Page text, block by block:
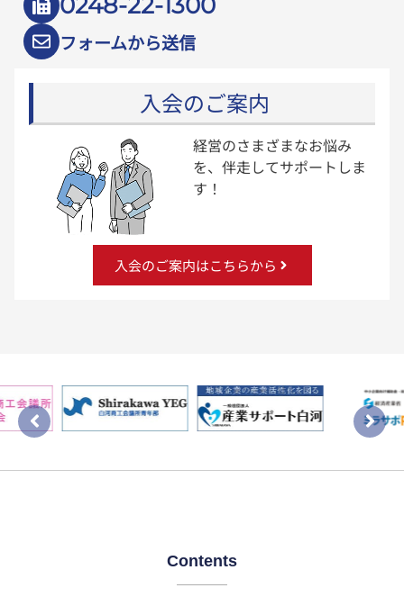
フォームから送信
入会のご案内
経営のさまざまなお悩み
を、伴走してサポートしま
す！
入会のご案内はこちらから
Contents